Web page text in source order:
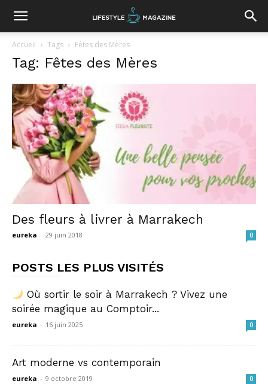
Accueil Tags Fêtes des Mères
Tag: Fêtes des Mères
Des fleurs à livrer à Marrakech
eureka - 29 juin 2018 0
POSTS LES PLUS VISITÉS
Où sortir le soir à Marrakech ? Vivez une
soirée magique au Comptoir...
eureka - 16 juin 2025 0
Art moderne vs contemporain
eureka - 9 octobre 2019 0